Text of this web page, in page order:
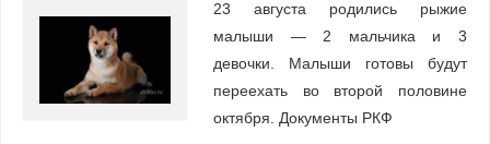
23 августа родились рыжие
малыши — 2 мальчика и 3
девочки. Малыши готовы будут
переехать во второй половине
октября. Документы РКФ